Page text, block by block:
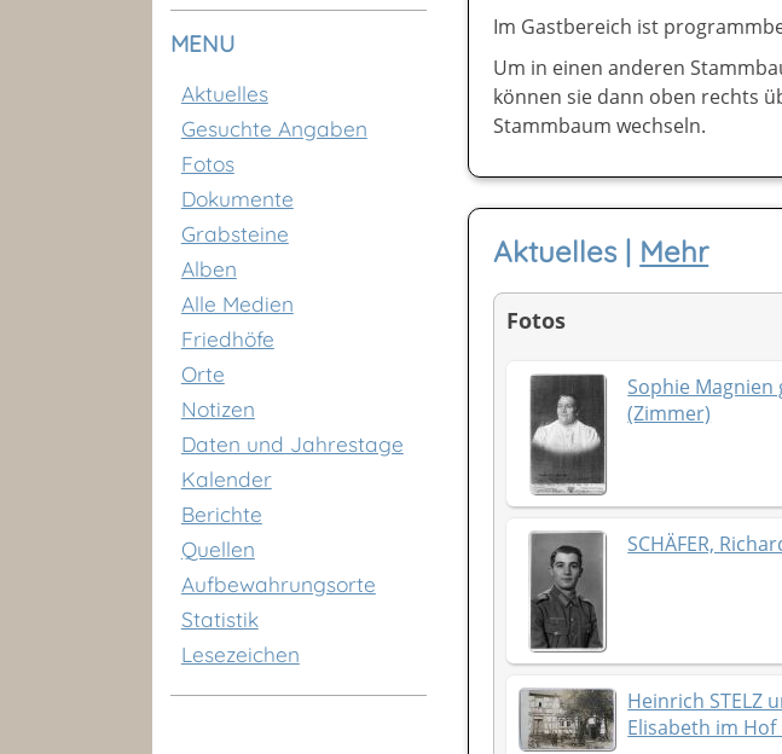
MENU
Aktuelles
Gesuchte Angaben
Fotos
Dokumente
Grabsteine
Alben
Alle Medien
Friedhöfe
Orte
Notizen
Daten und Jahrestage
Kalender
Berichte
Quellen
Aufbewahrungsorte
Statistik
Lesezeichen
Im Gastbereich ist
Um in einen anderen
können sie dann oben rechts
Stammbaum wechseln.
Aktuelles | Mehr
Fotos
Sophie Magnien
(Zimmer)
SCHÄFER,
Heinrich STELZ
Elisabeth im